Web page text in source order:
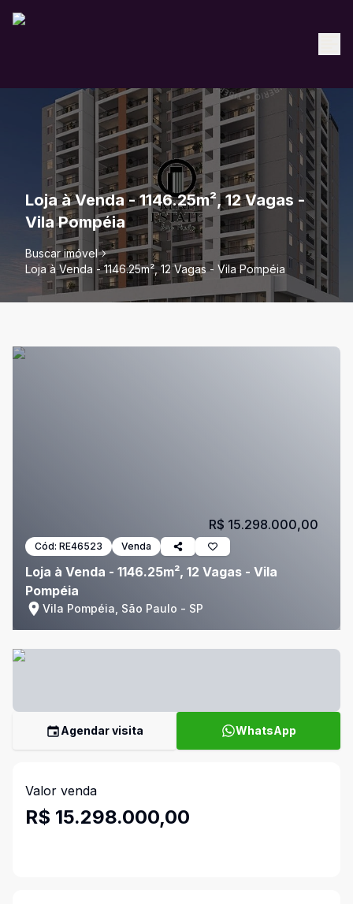
Loja à Venda - 1146.25m², 12 Vagas -
Vila Pompéia
Buscar imóvel
Loja à Venda - 1146.25m², 12 Vagas - Vila Pompéia
Cód: RE46523 Venda
Loja à Venda - 1146.25m², 12 Vagas - Vila
Pompéia
Vila Pompéia, São Paulo - SP
R$ 15.298.000,00
Agendar visita WhatsApp
Valor venda
R$ 15.298.000,00